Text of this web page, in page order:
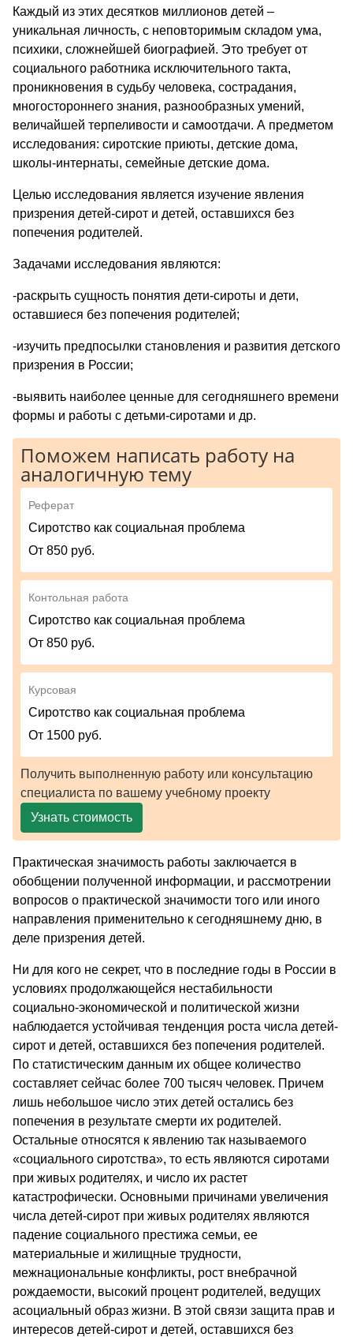
Каждый из этих десятков миллионов детей –
уникальная личность, с неповторимым складом ума,
психики, сложнейшей биографией. Это требует от
социального работника исключительного такта,
проникновения в судьбу человека, сострадания,
многостороннего знания, разнообразных умений,
величайшей терпеливости и самоотдачи. А предметом
исследования: сиротские приюты, детские дома,
школы-интернаты, семейные детские дома.
Целью исследования является изучение явления
призрения детей-сирот и детей, оставшихся без
попечения родителей.
Задачами исследования являются:
-раскрыть сущность понятия дети-сироты и дети,
оставшиеся без попечения родителей;
-изучить предпосылки становления и развития детского
призрения в России;
-выявить наиболее ценные для сегодняшнего времени
формы и работы с детьми-сиротами и др.
Поможем написать работу на
аналогичную тему
Реферат
Сиротство как социальная проблема
От 850 руб.
Контольная работа
Сиротство как социальная проблема
От 850 руб.
Курсовая
Сиротство как социальная проблема
От 1500 руб.
Получить выполненную работу или консультацию
специалиста по вашему учебному проекту
Узнать стоимость
Практическая значимость работы заключается в
обобщении полученной информации, и рассмотрении
вопросов о практической значимости того или иного
направления применительно к сегодняшнему дню, в
деле призрения детей.
Ни для кого не секрет, что в последние годы в России в
условиях продолжающейся нестабильности
социально-экономической и политической жизни
наблюдается устойчивая тенденция роста числа детей-
сирот и детей, оставшихся без попечения родителей.
По статистическим данным их общее количество
составляет сейчас более 700 тысяч человек. Причем
лишь небольшое число этих детей остались без
попечения в результате смерти их родителей.
Остальные относятся к явлению так называемого
«социального сиротства», то есть являются сиротами
при живых родителях, и число их растет
катастрофически. Основными причинами увеличения
числа детей-сирот при живых родителях являются
падение социального престижа семьи, ее
материальные и жилищные трудности,
межнациональные конфликты, рост внебрачной
рождаемости, высокий процент родителей, ведущих
асоциальный образ жизни. В этой связи защита прав и
интересов детей-сирот и детей, оставшихся без